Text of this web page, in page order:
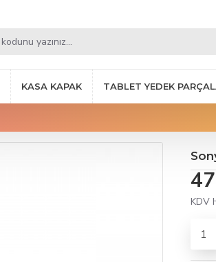
KASA KAPAK TABLET YEDEK
KDV